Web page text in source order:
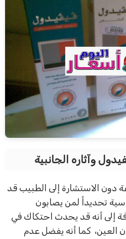
وآثاره الجانبية
الاستشارة إلى الطبيب قد
تحديداً لمن يصابون
إلى أنه قد يحدث احتكاك في
كما أنه يفضل عدم